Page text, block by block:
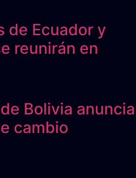
de Ecuador y
reunirán en
Bolivia anuncia
cambio